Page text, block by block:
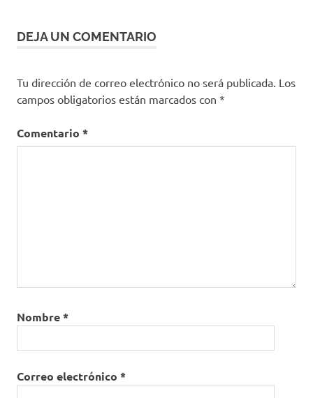
DEJA UN COMENTARIO
Tu dirección de correo electrónico no será publicada. Los
campos obligatorios están marcados con *
Comentario *
Nombre*
Correo electrónico *